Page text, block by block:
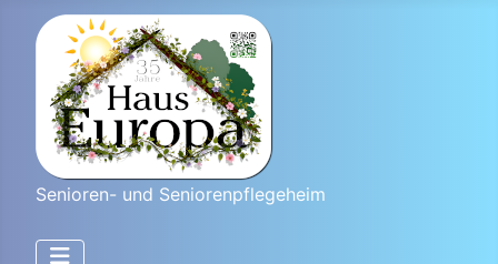
Senioren- und Seniorenpflegeheim